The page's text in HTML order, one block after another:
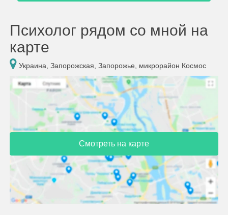
Психолог рядом со мной на
карте
Украина, Запорожская, Запорожье, микрорайон Космос
Смотреть на карте